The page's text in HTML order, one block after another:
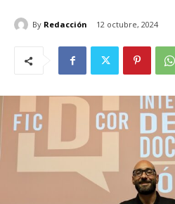
By Redacción 12 octubre, 2024